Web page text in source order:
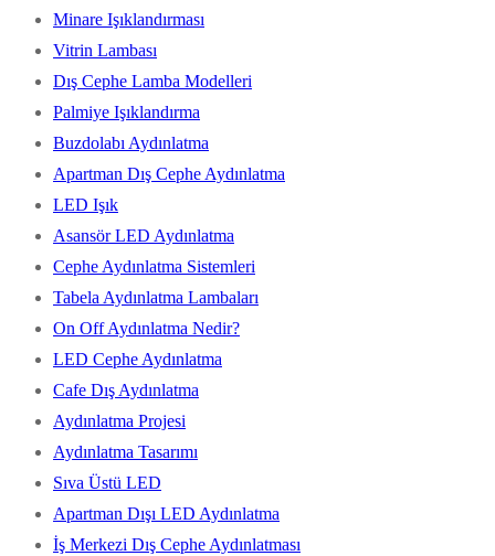
Minare Işıklandırması
Vitrin Lambası
Dış Cephe Lamba Modelleri
Palmiye Işıklandırma
Buzdolabı Aydınlatma
Apartman Dış Cephe Aydınlatma
LED Işık
Asansör LED Aydınlatma
Cephe Aydınlatma Sistemleri
Tabela Aydınlatma Lambaları
On Off Aydınlatma Nedir?
LED Cephe Aydınlatma
Cafe Dış Aydınlatma
Aydınlatma Projesi
Aydınlatma Tasarımı
Sıva Üstü LED
Apartman Dışı LED Aydınlatma
İş Merkezi Dış Cephe Aydınlatması